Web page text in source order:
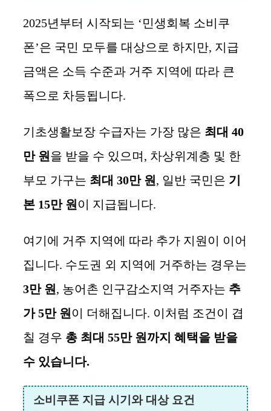
2025년부터 시작되는 ‘민생회복 소비쿠
폰’은 국민 모두를 대상으로 하지만, 지급
금액은 소득 수준과 거주 지역에 따라 큰
폭으로 차등됩니다.
기초생활보장 수급자는 가장 많은 최대 40
만 원 을 받을 수 있으며, 차상위계층 및 한
부모 가구는 최대 30만 원 , 일반 국민은 기
본 15만 원 이 지급됩니다.
여기에 거주 지역에 따라 추가 지원이 이어
집니다. 수도권 외 지역에 거주하는 경우는
3만 원 , 농어촌 인구감소지역 거주자는 추
가 5만 원 이 더해집니다. 이처럼 조건이 겹
칠 경우 총 최대 55만 원까지 혜택을 받을
수 있습니다.
소비쿠폰 지급 시기와 대상 요건